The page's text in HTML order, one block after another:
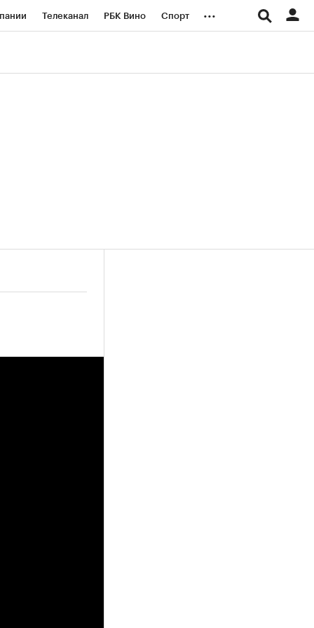
Телеканал РБК Вино Спорт ...